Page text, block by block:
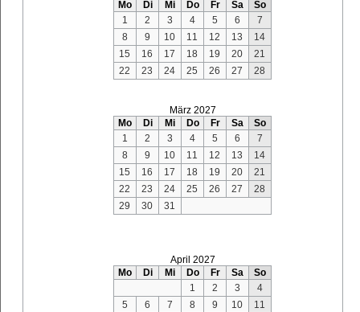
Mo
Di Mi Do Fr Sa
So
1
2 3 4 5 6
7
8
9 10 11 12 13
14
15
16 17 18 19 20
21
22
23 24 25 26 27 28
März 2027
Mo
Di Mi Do Fr Sa
So
1
2 3 4 5 6
7
8
9 10 11 12 13
14
15
16 17 18 19 20
21
22
23 24 25 26 27
28
29
30 31
April 2027
Mo
Di Mi Do Fr Sa
So
1
2 3
4
5
6 7 8 9 10
11